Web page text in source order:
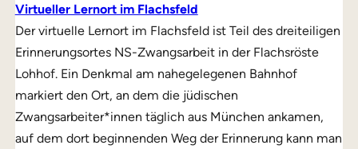
Virtueller Lernort im Flachsfeld
Der virtuelle Lernort im Flachsfeld ist Teil des dreiteiligen
Erinnerungsortes NS-Zwangsarbeit in der Flachsröste
Lohhof. Ein Denkmal am nahegelegenen Bahnhof
markiert den Ort, an dem die jüdischen
Zwangsarbeiter*innen täglich aus München ankamen,
auf dem dort beginnenden Weg der Erinnerung kann man